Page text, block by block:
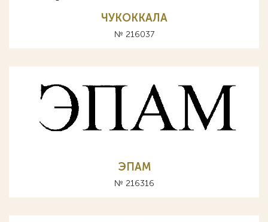
ЧУКОККАЛА
№ 216037
ЭПАМ
№ 216316